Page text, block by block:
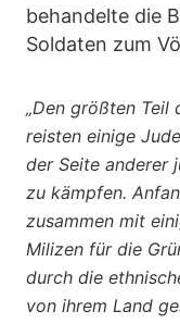
behandelte die
Soldaten zum
„Den größten Teil
reisten einige
der Seite anderer
zu kämpfen.
zusammen mit
Milizen für die
durch die
von ihrem Land